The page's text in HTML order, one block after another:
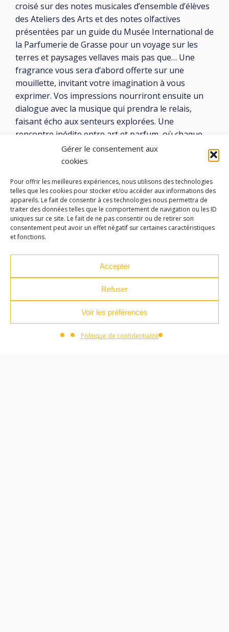
Gérer le consentement aux
cookies
Pour offrir les meilleures expériences, nous utilisons des technologies
telles que les cookies pour stocker et/ou accéder aux informations des
appareils. Le fait de consentir à ces technologies nous permettra de
traiter des données telles que le comportement de navigation ou les ID
uniques sur ce site. Le fait de ne pas consentir ou de retirer son
consentement peut avoir un effet négatif sur certaines caractéristiques
et fonctions.
Accepter
Refuser
Voir les préférences
Politique de confidentialité
croisé sur des notes musicales d’ensemble d’élèves
des Ateliers des Arts et des notes olfactives
présentées par un guide du Musée International de
la Parfumerie de Grasse pour un voyage sur les
terres et paysages vellaves mais pas que… Une
fragrance vous sera d’abord offerte sur une
mouillette, invitant votre imagination à vous
exprimer. Vos impressions nourriront ensuite un
dialogue avec la musique qui prendra le relais,
faisant écho aux senteurs explorées. Une
rencontre inédite entre art et parfum, où chaque
note jouée résonne avec une empreinte olfactive
pour une expérience poétique immersive. Un
Au programme :
– Tragic Ouverture de Brahms / Orchestre
Symphonique
– Le tableau de Mussorgsky / Ensemble de Tuba
– La valse des fleurs de Tchaikovsky / Ensemble de
– La cérémonie des turcs de Lully / Orchestre
Symphonique